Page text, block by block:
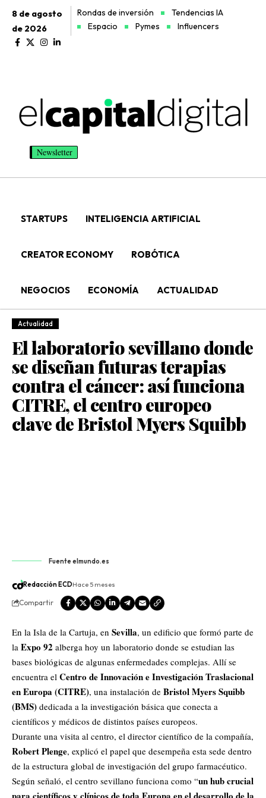
8 de agosto
de 2026
Rondas de inversión
Tendencias IA
Espacio
Pymes Influencers
Newsletter
STARTUPS INTELIGENCIA ARTIFICIAL
CREATOR ECONOMY ROBÓTICA
NEGOCIOS ECONOMÍA ACTUALIDAD
Actualidad
El laboratorio sevillano donde
se diseñan futuras terapias
contra el cáncer: así funciona
CITRE, el centro europeo
clave de Bristol Myers Squibb
Fuente elmundo.es
Redacción ECDHace 5 meses
Compartir
En la Isla de la Cartuja, en Sevilla, un edificio que formó parte de
la Expo 92 alberga hoy un laboratorio donde se estudian las
bases biológicas de algunas enfermedades complejas. Allí se
encuentra el Centro de Innovación e Investigación Traslacional
en Europa (CITRE), una instalación de Bristol Myers Squibb
(BMS) dedicada a la investigación básica que conecta a
científicos y médicos de distintos países europeos.
Durante una visita al centro, el director científico de la compañía,
Robert Plenge, explicó el papel que desempeña esta sede dentro
de la estructura global de investigación del grupo farmacéutico.
Según señaló, el centro sevillano funciona como “un hub crucial